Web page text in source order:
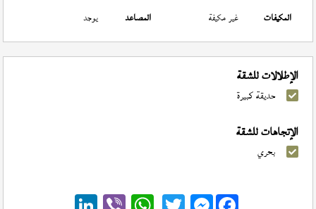
المكيفات
غير مكيفة المصاعد يوجد
الإطلالات للشقة
حديقة كبيرة
الإتجاهات للشقة
بحري
Messenger